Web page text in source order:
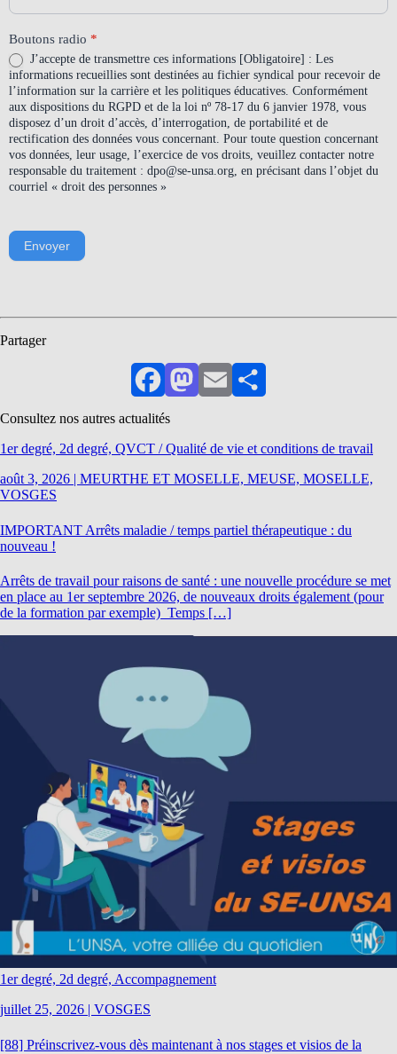
Boutons radio *
J’accepte de transmettre ces informations [Obligatoire] : Les
informations recueillies sont destinées au fichier syndical pour recevoir de
l’information sur la carrière et les politiques éducatives. Conformément
aux dispositions du RGPD et de la loi nº 78-17 du 6 janvier 1978, vous
disposez d’un droit d’accès, d’interrogation, de portabilité et de
rectification des données vous concernant. Pour toute question concernant
vos données, leur usage, l’exercice de vos droits, veuillez contacter notre
responsable du traitement : dpo@se-unsa.org, en précisant dans l’objet du
courriel « droit des personnes »
Envoyer
Partager
FacebookMastodon
EmailPartager
Consultez nos autres actualités
1er degré, 2d degré, QVCT / Qualité de vie et conditions de travail
août 3, 2026 | MEURTHE ET MOSELLE, MEUSE, MOSELLE,
VOSGES
IMPORTANT Arrêts maladie / temps partiel thérapeutique : du
nouveau !
Arrêts de travail pour raisons de santé : une nouvelle procédure se met
en place au 1er septembre 2026, de nouveaux droits également (pour
de la formation par exemple) Temps […]
1er degré, 2d degré, Accompagnement
juillet 25, 2026
VOSGES
[88] Préinscrivez-vous dès maintenant à nos stages et visios de la